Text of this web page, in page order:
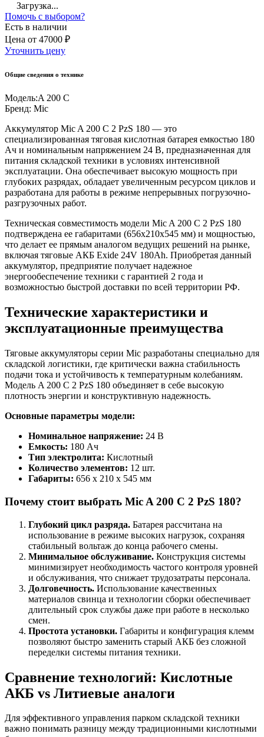
Загрузка...
Помочь с выбором?
Есть в наличии
Цена от 47000 ₽
Уточнить цену
Общие сведения о технике
Модель:A 200 C
Бренд: Mic
Аккумулятор Mic A 200 C 2 PzS 180 — это
специализированная тяговая кислотная батарея емкостью 180
Ач и номинальным напряжением 24 В, предназначенная для
питания складской техники в условиях интенсивной
эксплуатации. Она обеспечивает высокую мощность при
глубоких разрядах, обладает увеличенным ресурсом циклов и
разработана для работы в режиме непрерывных погрузочно-
разгрузочных работ.
Техническая совместимость модели Mic A 200 C 2 PzS 180
подтверждена ее габаритами (656x210x545 мм) и мощностью,
что делает ее прямым аналогом ведущих решений на рынке,
включая тяговые АКБ Exide 24V 180Ah. Приобретая данный
аккумулятор, предприятие получает надежное
энергообеспечение техники с гарантией 2 года и
возможностью быстрой доставки по всей территории РФ.
Технические характеристики и
эксплуатационные преимущества
Тяговые аккумуляторы серии Mic разработаны специально для
складской логистики, где критически важна стабильность
подачи тока и устойчивость к температурным колебаниям.
Модель A 200 C 2 PzS 180 объединяет в себе высокую
плотность энергии и конструктивную надежность.
Основные параметры модели:
Номинальное напряжение: 24 В
Емкость: 180 Ач
Тип электролита: Кислотный
Количество элементов: 12 шт.
Габариты: 656 x 210 x 545 мм
Почему стоит выбрать Mic A 200 C 2 PzS 180?
Глубокий цикл разряда. Батарея рассчитана на
использование в режиме высоких нагрузок, сохраняя
стабильный вольтаж до конца рабочего смены.
Минимальное обслуживание. Конструкция системы
минимизирует необходимость частого контроля уровней
и обслуживания, что снижает трудозатраты персонала.
Долговечность. Использование качественных
материалов свинца и технологии сборки обеспечивает
длительный срок службы даже при работе в несколько
смен.
Простота установки. Габариты и конфигурация клемм
позволяют быстро заменить старый АКБ без сложной
переделки системы питания техники.
Сравнение технологий: Кислотные
АКБ vs Литиевые аналоги
Для эффективного управления парком складской техники
важно понимать разницу между традиционными кислотными